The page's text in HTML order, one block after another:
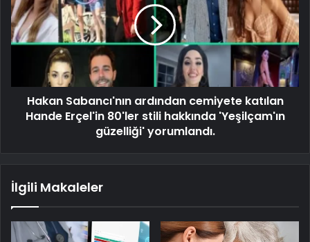
Hakan Sabancı'nın ardından cemiyete katılan
Hande Erçel'in 80'ler stili hakkında 'Yeşilçam'ın
güzelliği' yorumlandı.
İlgili Makaleler